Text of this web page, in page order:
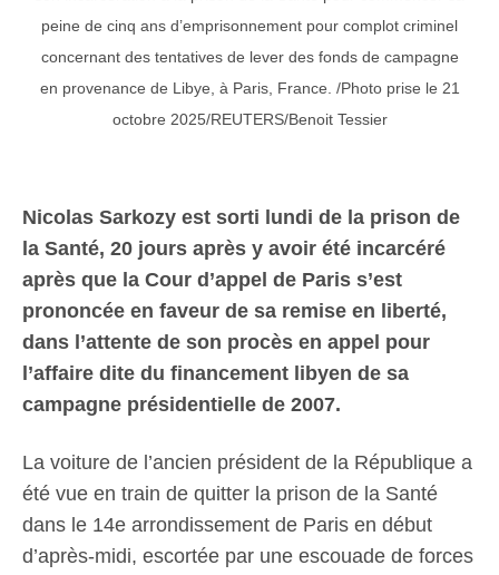
peine de cinq ans d’emprisonnement pour complot criminel
concernant des tentatives de lever des fonds de campagne
en provenance de Libye, à Paris, France. /Photo prise le 21
octobre 2025/REUTERS/Benoit Tessier
Nicolas Sarkozy est sorti lundi de la prison de
la Santé, 20 jours après y avoir été incarcéré
après que la Cour d’appel de Paris s’est
prononcée en faveur de sa remise en liberté,
dans l’attente de son procès en appel pour
l’affaire dite du financement libyen de sa
campagne présidentielle de 2007.
La voiture de l’ancien président de la République a
été vue en train de quitter la prison de la Santé
dans le 14e arrondissement de Paris en début
d’après-midi, escortée par une escouade de forces